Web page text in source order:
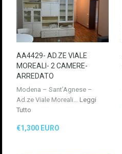
AA4429- AD.ZE VIALE
MOREALI- 2 CAMERE-
ARREDATO
Modena – Sant’Agnese –
Ad.ze Viale Moreali… Leggi
Tutto
€1,300 EURO